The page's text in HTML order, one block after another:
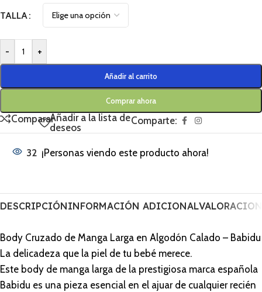
TALLA
- +
Añadir al carrito
Comprar ahora
CompararAñadir a la lista de
deseos
Comparte:
32 ¡Personas viendo este producto ahora!
DESCRIPCIÓNINFORMACIÓN ADICIONAL
Body Cruzado de Manga Larga en Algodón Calado – Babidu
La delicadeza que la piel de tu bebé merece.
Este body de manga larga de la prestigiosa marca española
Babidu es una pieza esencial en el ajuar de cualquier recién